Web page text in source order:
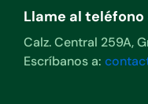
Llame al teléfono
Calz. Central 259A,
Escríbanos a: